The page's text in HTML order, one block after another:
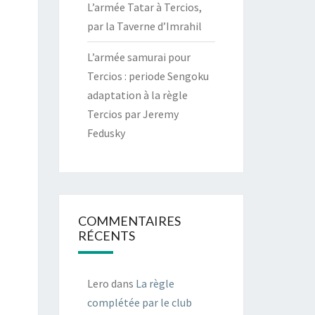
L’armée Tatar à Tercios,
par la Taverne d’Imrahil
L’armée samurai pour
Tercios : periode Sengoku
adaptation à la règle
Tercios par Jeremy
Fedusky
COMMENTAIRES
RÉCENTS
Lero dans La règle
complétée par le club